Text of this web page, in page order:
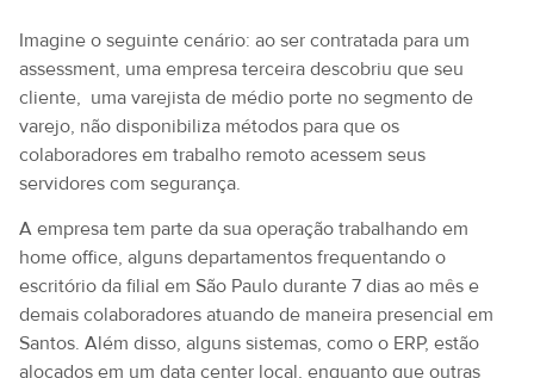
Imagine o seguinte cenário: ao ser contratada para um
assessment, uma empresa terceira descobriu que seu
cliente, uma varejista de médio porte no segmento de
varejo, não disponibiliza métodos para que os
colaboradores em trabalho remoto acessem seus
servidores com segurança.
A empresa tem parte da sua operação trabalhando em
home office, alguns departamentos frequentando o
escritório da filial em São Paulo durante 7 dias ao mês e
demais colaboradores atuando de maneira presencial em
Santos. Além disso, alguns sistemas, como o ERP, estão
alocados em um data center local, enquanto que outras